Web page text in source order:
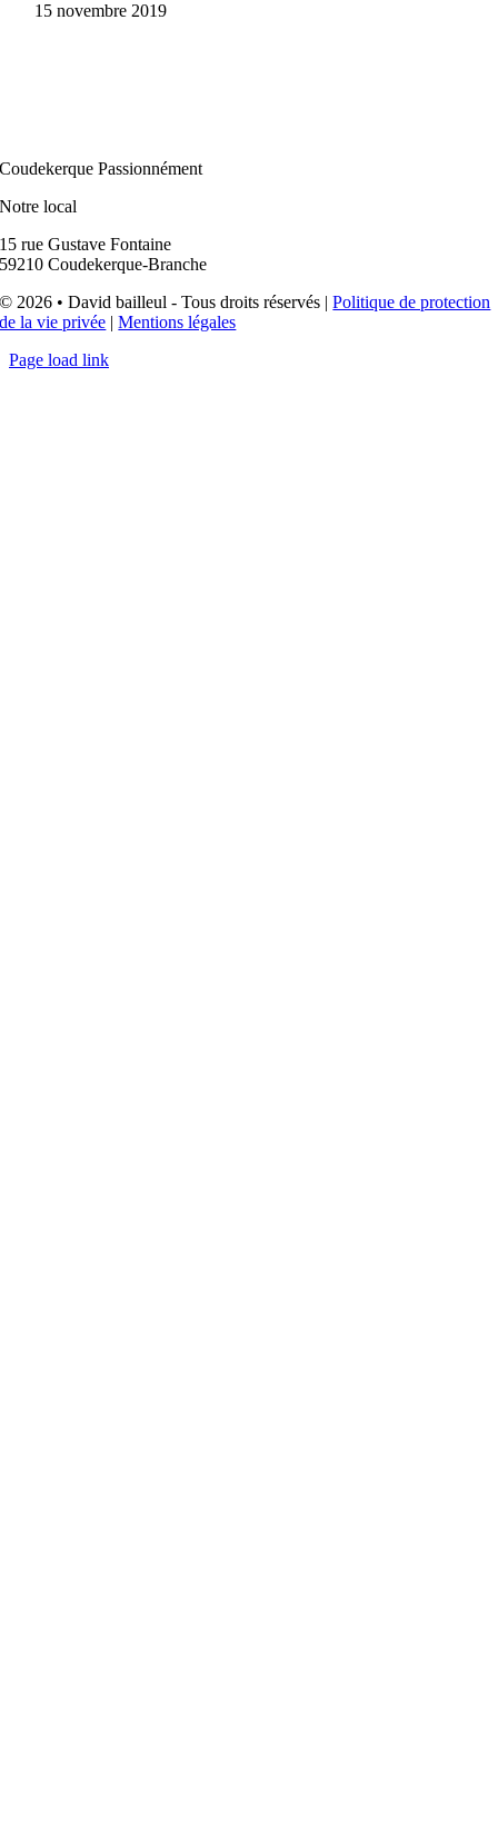
15 novembre 2019
Coudekerque Passionnément
Notre local
15 rue Gustave Fontaine
59210 Coudekerque-Branche
© 2026 • David bailleul - Tous droits réservés |Politique de protection
de la vie privée |Mentions légales
Page load link